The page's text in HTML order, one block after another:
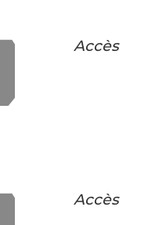
Accès
Accès